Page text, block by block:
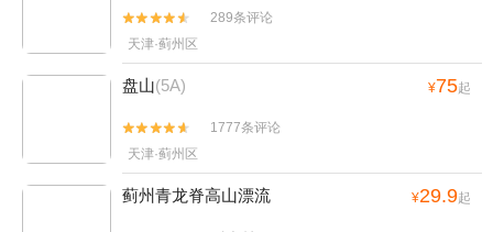


289条评论
天津·蓟州区
盘山(5A) ¥75起


1777条评论
天津·蓟州区
蓟州青龙脊高山漂流 ¥29.9起